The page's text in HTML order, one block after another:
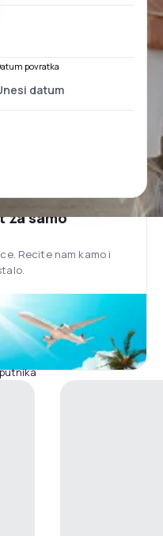
povratka
za samo
Recite nam kamo i